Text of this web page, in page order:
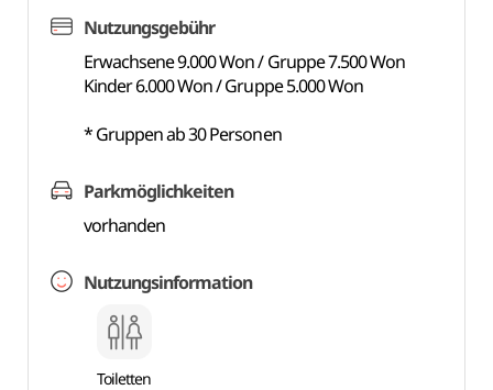
Nutzungsgebühr
Erwachsene 9.000 Won / Gruppe 7.500 Won
Kinder 6.000 Won / Gruppe 5.000 Won
* Gruppen ab 30 Personen
Parkmöglichkeiten
vorhanden
Nutzungsinformation
Toiletten